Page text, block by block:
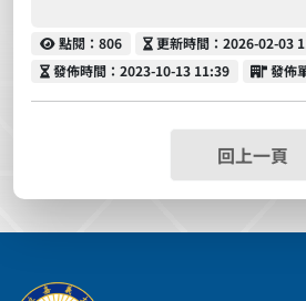
點閱
點閱：806 更新時間
更新時間：2026-02-03
發佈時間
發佈時間：2023-10-13 11:39 發佈
發佈
回上一頁